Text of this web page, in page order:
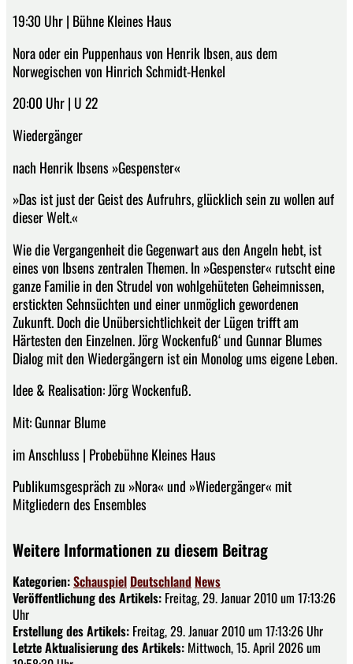
19:30 Uhr | Bühne Kleines Haus
Nora oder ein Puppenhaus von Henrik Ibsen, aus dem
Norwegischen von Hinrich Schmidt-Henkel
20:00 Uhr | U 22
Wiedergänger
nach Henrik Ibsens »Gespenster«
»Das ist just der Geist des Aufruhrs, glücklich sein zu wollen auf
dieser Welt.«
Wie die Vergangenheit die Gegenwart aus den Angeln hebt, ist
eines von Ibsens zentralen Themen. In »Gespenster« rutscht eine
ganze Familie in den Strudel von wohlgehüteten Geheimnissen,
erstickten Sehnsüchten und einer unmöglich gewordenen
Zukunft. Doch die Unübersichtlichkeit der Lügen trifft am
Härtesten den Einzelnen. Jörg Wockenfuß‘ und Gunnar Blumes
Dialog mit den Wiedergängern ist ein Monolog ums eigene Leben.
Idee & Realisation: Jörg Wockenfuß.
Mit: Gunnar Blume
im Anschluss | Probebühne Kleines Haus
Publikumsgespräch zu »Nora« und »Wiedergänger« mit
Mitgliedern des Ensembles
Weitere Informationen zu diesem Beitrag
Kategorien:Schauspiel Deutschland News
Veröffentlichung des Artikels: Freitag, 29. Januar 2010 um 17:13:26
Uhr
Erstellung des Artikels: Freitag, 29. Januar 2010 um 17:13:26 Uhr
Letzte Aktualisierung des Artikels: Mittwoch, 15. April 2026 um